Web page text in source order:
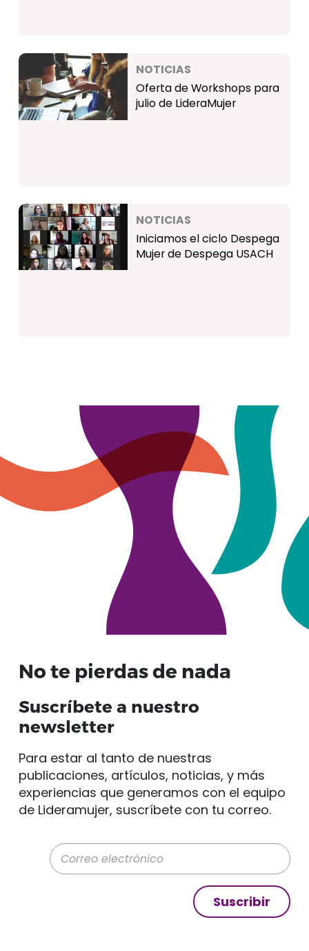
NOTICIAS
Oferta de Workshops para
julio de LideraMujer
NOTICIAS
Iniciamos el ciclo Despega
Mujer de Despega USACH
No te pierdas de nada
Suscríbete a nuestro
newsletter
Para estar al tanto de nuestras
publicaciones, artículos, noticias, y más
experiencias que generamos con el equipo
de Lideramujer, suscríbete con tu correo.
Correo electrónico
Suscribir